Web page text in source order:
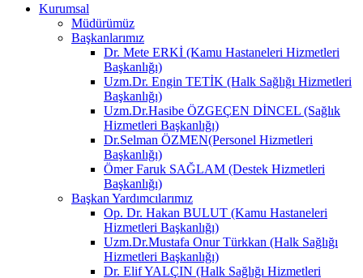
Kurumsal
Müdürümüz
Başkanlarımız
Dr. Mete ERKİ (Kamu Hastaneleri Hizmetleri
Başkanlığı)
Uzm.Dr. Engin TETİK (Halk Sağlığı Hizmetleri
Başkanlığı)
Uzm.Dr.Hasibe ÖZGEÇEN DİNCEL (Sağlık
Hizmetleri Başkanlığı)
Dr.Selman ÖZMEN(Personel Hizmetleri
Başkanlığı)
Ömer Faruk SAĞLAM (Destek Hizmetleri
Başkanlığı)
Başkan Yardımcılarımız
Op. Dr. Hakan BULUT (Kamu Hastaneleri
Hizmetleri Başkanlığı)
Uzm.Dr.Mustafa Onur Türkkan (Halk Sağlığı
Hizmetleri Başkanlığı)
Dr. Elif YALÇIN (Halk Sağlığı Hizmetleri